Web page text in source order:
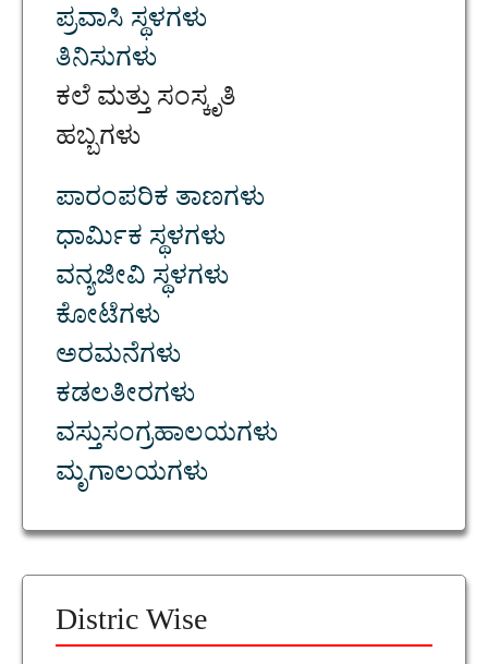
ಪ್ರವಾಸಿ ಸ್ಥಳಗಳು
ತಿನಿಸುಗಳು
ಕಲೆ ಮತ್ತು ಸಂಸ್ಕೃತಿ
ಹಬ್ಬಗಳು
ಪಾರಂಪರಿಕ ತಾಣಗಳು
ಧಾರ್ಮಿಕ ಸ್ಥಳಗಳು
ವನ್ಯಜೀವಿ ಸ್ಥಳಗಳು
ಕೋಟೆಗಳು
ಅರಮನೆಗಳು
ಕಡಲತೀರಗಳು
ವಸ್ತುಸಂಗ್ರಹಾಲಯಗಳು
ಮೃಗಾಲಯಗಳು
Distric Wise